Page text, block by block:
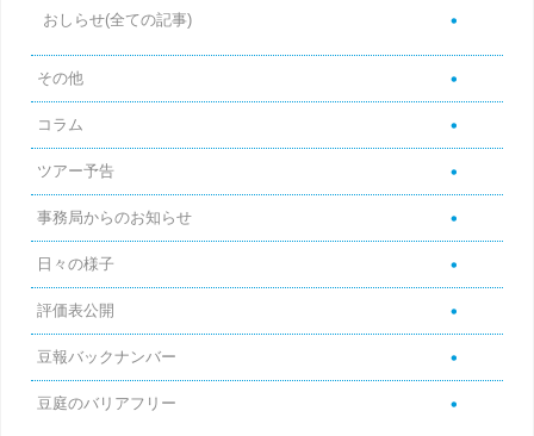
おしらせ(全ての記事)
その他
コラム
ツアー予告
事務局からのお知らせ
日々の様子
評価表公開
豆報バックナンバー
豆庭のバリアフリー